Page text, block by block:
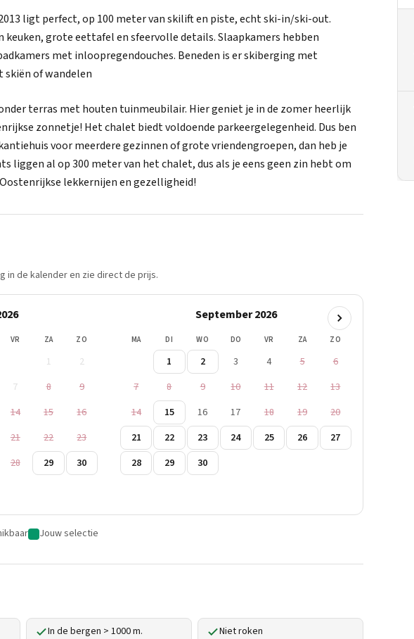
ligt perfect, op 100 meter van skilift en piste, echt ski-in/ski-out.
keuken, grote eettafel en sfeervolle details. Slaapkamers hebben
met inloopregendouches. Beneden is er skiberging met
skiën of wandelen
terras met houten tuinmeubilair. Hier geniet je in de zomer heerlijk
zonnetje! Het chalet biedt voldoende parkeergelegenheid. Dus ben
voor meerdere gezinnen of grote vriendengroepen, dan heb je
liggen al op 300 meter van het chalet, dus als je eens geen zin hebt om
lekkernijen en gezelligheid!
in de kalender en zie direct de prijs.
VR ZA ZO
1
2
7 8
9
14 15
16
21 22
23
28 29
30
September 2026
MA DI WO DO VR ZA ZO
1 2 3 4 5
6
7
8 9 10 11 12
13
14
15 16 17 18 19
20
21
22 23 24 25 26
27
28
29 30
Jouw selectie
In de bergen > 1000 m. Niet roken